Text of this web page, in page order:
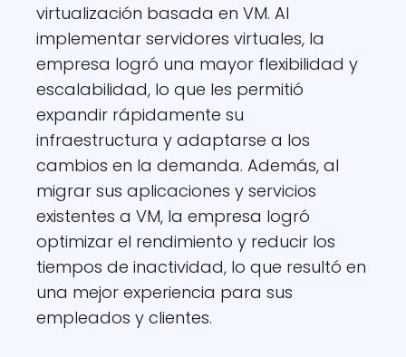
virtualización basada en VM. Al
implementar servidores virtuales, la
empresa logró una mayor flexibilidad y
escalabilidad, lo que les permitió
expandir rápidamente su
infraestructura y adaptarse a los
cambios en la demanda. Además, al
migrar sus aplicaciones y servicios
existentes a VM, la empresa logró
optimizar el rendimiento y reducir los
tiempos de inactividad, lo que resultó en
una mejor experiencia para sus
empleados y clientes.